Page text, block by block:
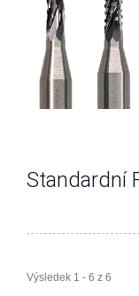
Standardní
Výsledek 1 - 6 z 6